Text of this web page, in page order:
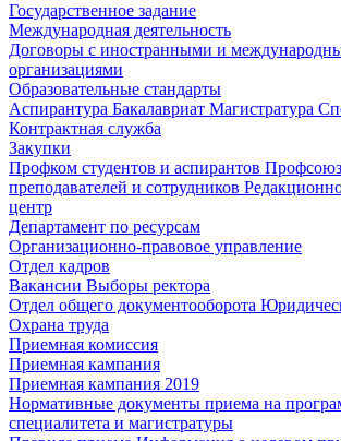
Государственное задание
Международная деятельность
Договоры с иностранными и
организациями
Образовательные стандарты
Аспирантура Бакалавриат Магистратура
Контрактная служба
Закупки
Профком студентов и аспирантов
преподавателей и сотрудников
центр
Департамент по ресурсам
Организационно-правовое управление
Отдел кадров
Вакансии Выборы ректора
Отдел общего документооборота
Охрана труда
Приемная комиссия
Приемная кампания
Приемная кампания 2019
Нормативные документы приема на
специалитета и магистратуры